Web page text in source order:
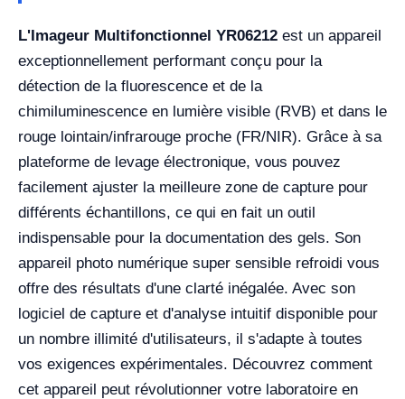
L'Imageur Multifonctionnel YR06212 est un appareil
exceptionnellement performant conçu pour la
détection de la fluorescence et de la
chimiluminescence en lumière visible (RVB) et dans le
rouge lointain/infrarouge proche (FR/NIR). Grâce à sa
plateforme de levage électronique, vous pouvez
facilement ajuster la meilleure zone de capture pour
différents échantillons, ce qui en fait un outil
indispensable pour la documentation des gels. Son
appareil photo numérique super sensible refroidi vous
offre des résultats d'une clarté inégalée. Avec son
logiciel de capture et d'analyse intuitif disponible pour
un nombre illimité d'utilisateurs, il s'adapte à toutes
vos exigences expérimentales. Découvrez comment
cet appareil peut révolutionner votre laboratoire en